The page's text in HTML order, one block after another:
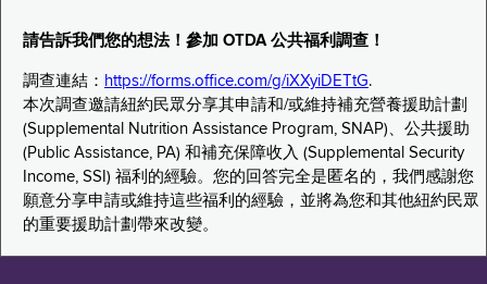
請告訴我們您的想法！參加 OTDA 公共福利調查！
調查連結： https://forms.office.com/g/iXXyiDETtG.
本次調查邀請紐約民眾分享其申請和/或維持補充營養援助計劃
(Supplemental Nutrition Assistance Program, SNAP)、公共援助
(Public Assistance, PA) 和補充保障收入 (Supplemental Security
Income, SSI) 福利的經驗。您的回答完全是匿名的，我們感謝您
願意分享申請或維持這些福利的經驗，並將為您和其他紐約民眾
的重要援助計劃帶來改變。